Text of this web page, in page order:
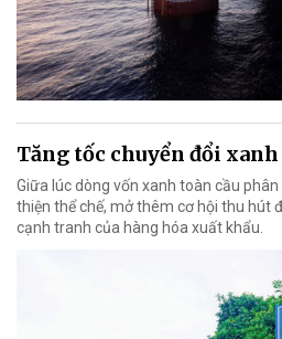
Tăng tốc chuyển đổi xanh
Giữa lúc dòng vốn xanh toàn cầu
thiện thể chế, mở thêm cơ hội thu hút
cạnh tranh của hàng hóa xuất khẩu.